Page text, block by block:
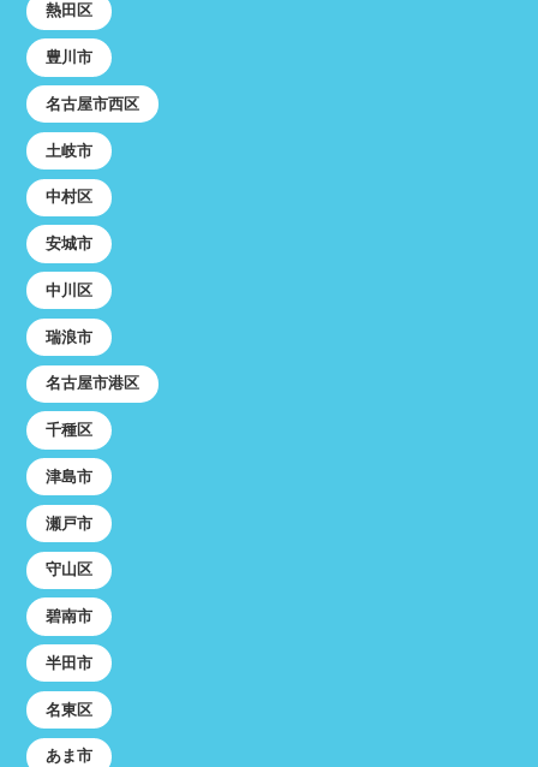
熱田区
豊川市
名古屋市西区
土岐市
中村区
安城市
中川区
瑞浪市
名古屋市港区
千種区
津島市
瀬戸市
守山区
碧南市
半田市
名東区
あま市